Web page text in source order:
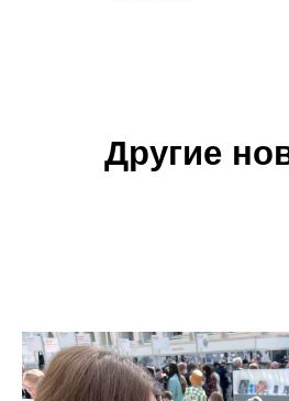
Другие